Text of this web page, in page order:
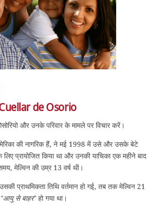
de Osorio
और उनके परिवार के मामले पर विचार करें।
की नागरिक हैं, ने मई 1998 में उसे और उसके बेटे
लिए प्रायोजित किया था और उनकी याचिका एक महीने बाद
मेल्विन की उम्र 13 वर्ष थी।
प्राथमिकता तिथि वर्तमान हो गई, तब तक मेल्विन 21
“आयु से बाहर” हो गया था।